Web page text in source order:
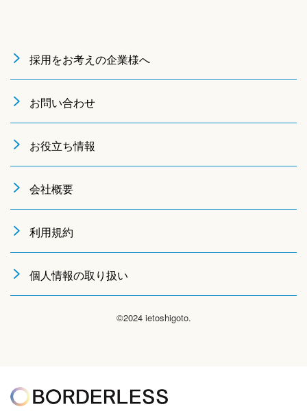
採用をお考えの企業様へ
お問い合わせ
お役立ち情報
会社概要
利用規約
個人情報の取り扱い
©2024 ietoshigoto.